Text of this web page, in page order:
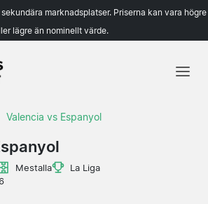
marknadsplatser. Priserna kan vara högre
lägre än nominellt värde.
Ligor
Valencia vs Espanyol
Mestalla
La Liga